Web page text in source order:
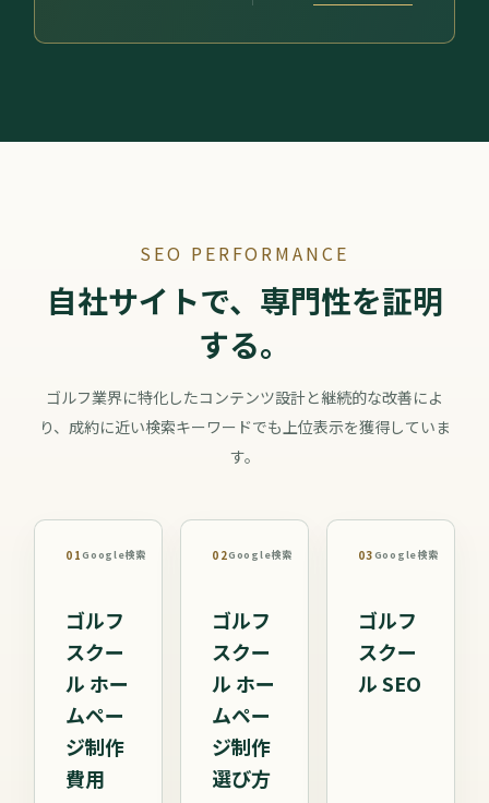
SEO PERFORMANCE
自社サイトで、専門性を証明
する。
ゴルフ業界に特化したコンテンツ設計と継続的な改善によ
り、成約に近い検索キーワードでも上位表示を獲得していま
す。
01Google検索
ゴルフ
スクー
ル ホー
ムペー
ジ制作
費用
02Google検索
ゴルフ
スクー
ル ホー
ムペー
ジ制作
選び方
03Google検索
ゴルフ
スクー
ル SEO